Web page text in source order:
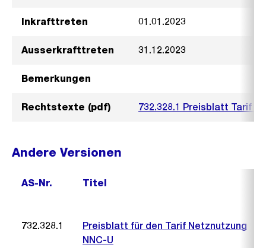
Inkrafttreten 01.01.2023
Ausserkrafttreten 31.12.2023
Bemerkungen
Rechtstexte (pdf) 732.328.1 Preisblatt Tarif
Andere Versionen
AS-Nr. Titel
732.328.1
Preisblatt für den Tarif Netznutzung
NNC-U